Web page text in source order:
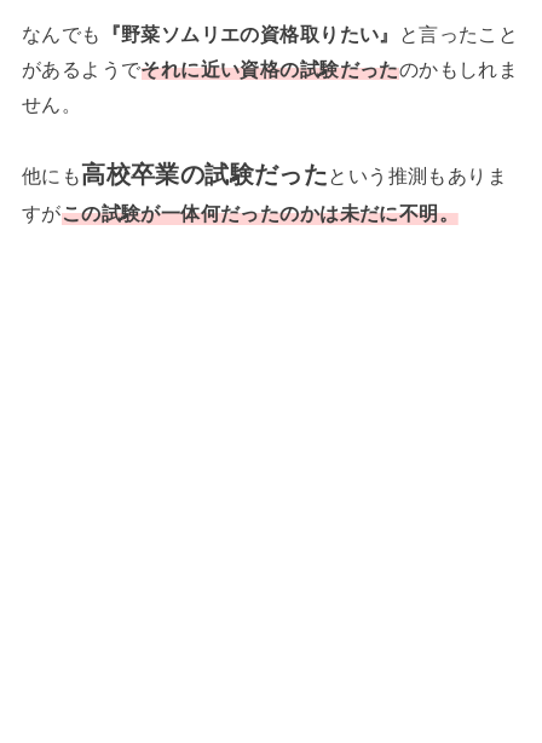
なんでも 『野菜ソムリエの資格取りたい』
と言ったこと
があるようでそれに近い資格の試験だったのかもしれま
せん。
他にも高校卒業の試験だったという推測もありま
すがこの試験が一体何だったのかは未だに不明。